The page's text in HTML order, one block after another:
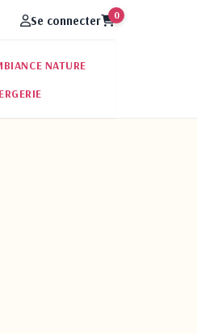
Se connecter 0
NATURE